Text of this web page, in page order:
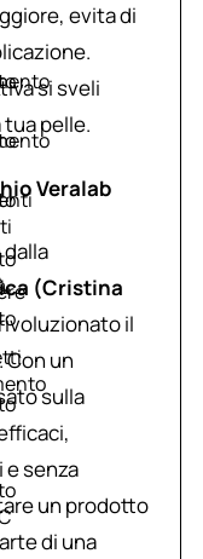
evita di
si sveli
pelle.
Veralab
dalla
(Cristina
il
Con un
sulla
senza
un prodotto
di una